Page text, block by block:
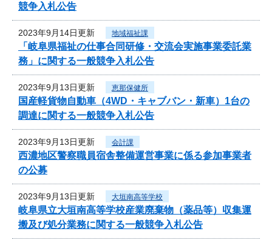
競争入札公告
2023年9月14日更新 地域福祉課
「岐阜県福祉の仕事合同研修・交流会実施事業委託業
務」に関する一般競争入札公告
2023年9月13日更新 恵那保健所
国産軽貨物自動車（4WD・キャブバン・新車）1台の
調達に関する一般競争入札公告
2023年9月13日更新 会計課
西濃地区警察職員宿舎整備運営事業に係る参加事業者
の公募
2023年9月13日更新 大垣南高等学校
岐阜県立大垣南高等学校産業廃棄物（薬品等）収集運
搬及び処分業務に関する一般競争入札公告